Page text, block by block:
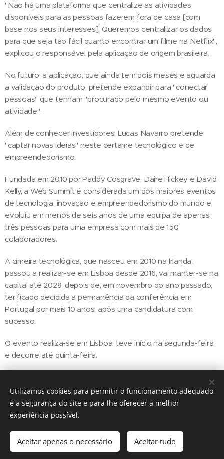
"Não há uma plataforma que centralize as atividades
disponíveis para as pessoas fazerem fora de casa [com
base nos seus interesses]. Queremos centralizar os dados
para que seja tão fácil quanto encontrar um filme na Netflix",
explicou o responsável pela aplicação de origem brasileira.
No futuro, a aplicação, que ainda tem dois meses e aguarda
a validação do produto, pretende expandir para "conectar
pessoas" que tenham "procurado pelo mesmo evento ou
atividade".
Além de conhecer investidores, Lucas Navarro pretende
"captar novas ideias" neste certame tecnológico e de
empreendedorismo.
Fundada em 2010 por Paddy Cosgrave, Daire Hickey e David
Kelly, a Web Summit é considerada um dos maiores eventos
de tecnologia, inovação e empreendedorismo do mundo e
evoluiu em menos de seis anos de uma equipa de apenas
três pessoas para uma empresa com mais de 150
colaboradores.
A cimeira tecnológica, que nasceu em 2010 na Irlanda,
passou a realizar-se em Lisboa desde 2016, vai manter-se na
capital até 2028, depois de, em novembro do ano passado,
ter ficado decidida a permanência da conferência em
Portugal por mais 10 anos, após uma candidatura com
sucesso.
O evento realiza-se em Lisboa, teve início na segunda-feira
e decorre até quinta-feira.
Share
Utilizamos cookies para permitir o funcionamento adequado
e a segurança do site e para lhe oferecer a melhor
experiência possível.
Aceitar apenas o necessário Aceitar tudo